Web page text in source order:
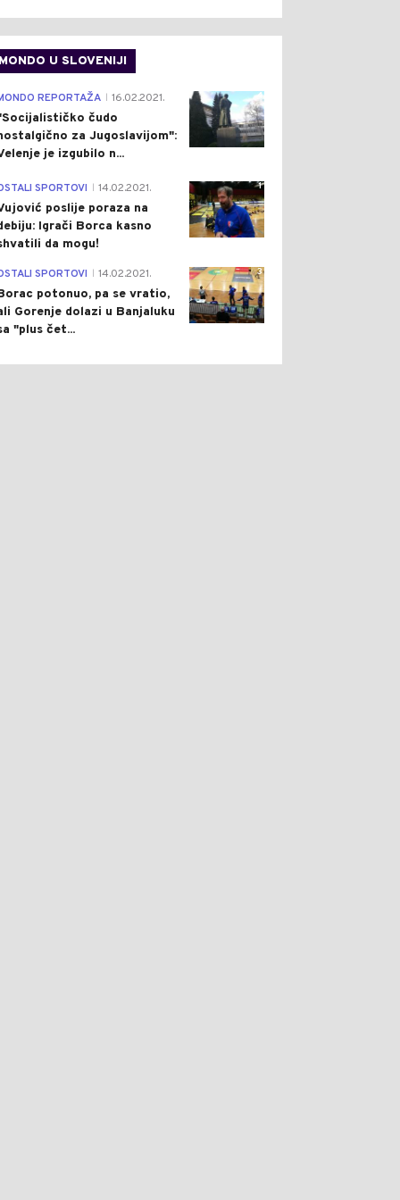
MONDO U SLOVENIJI
4
REPORTAŽA 16.02.2021.
čudo
za Jugoslavijom":
je izgubilo n...
1
SPORTOVI 14.02.2021.
poslije poraza na
Igrači Borca kasno
da mogu!
3
SPORTOVI 14.02.2021.
potonuo, pa se vratio,
Gorenje dolazi u Banjaluku
"plus čet...